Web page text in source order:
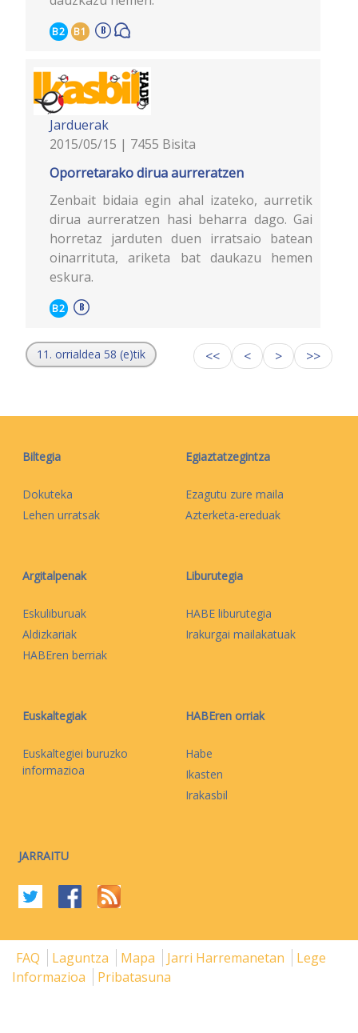
B2 B1
Jarduerak
2015/05/15 | 7455 Bisita
Oporretarako dirua aurreratzen
Zenbait bidaia egin ahal izateko, aurretik
dirua aurreratzen hasi beharra dago. Gai
horretaz jarduten duen irratsaio batean
oinarrituta, ariketa bat daukazu hemen
eskura.
B2
11. orrialdea 58 (e)tik << < > >>
Biltegia
Dokuteka
Lehen urratsak
Egiaztatzegintza
Ezagutu zure maila
Azterketa-ereduak
Argitalpenak
Eskuliburuak
Aldizkariak
HABEren berriak
Liburutegia
HABE liburutegia
Irakurgai mailakatuak
Euskaltegiak
Euskaltegiei buruzko
informazioa
HABEren orriak
Habe
Ikasten
Irakasbil
JARRAITU
FAQ Laguntza Mapa Jarri Harremanetan
Lege
Informazioa
Pribatasuna